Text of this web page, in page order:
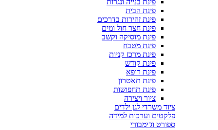
פינת בנייה ונגרות
פינת הבית
פינת זהירות בדרכים
פינת חצר חול ומים
פינת מוסיקה וקשב
פינת מטבח
פינת מרכז קניות
פינת קודש
פינת רופא
פינת תאטרון
פינת תחפושות
ציור ויצירה
ציוד משרדי לגן ילדים
פלקטים וערכות למידה
ספורט וג'ימבורי